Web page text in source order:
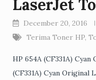
LaserJet
December 20, 2016
Terima Toner HP,
HP 654A (CF331A)
(CF331A) Cyan